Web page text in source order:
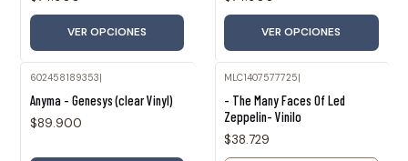
VER OPCIONES VER OPCIONES
602458189353
Anyma - Genesys (clear Vinyl)
$89.900
MLC1407577725
- The Many Faces Of Led
Zeppelin- Vinilo
$38.729